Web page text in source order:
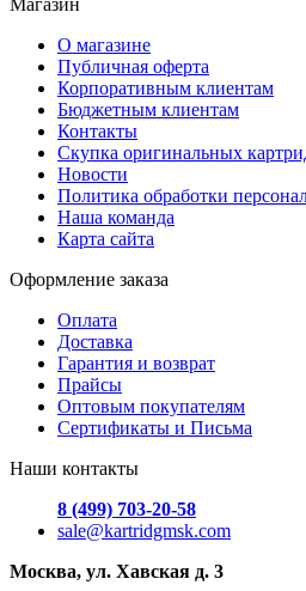
О магазине
Публичная оферта
Корпоративным клиентам
Бюджетным клиентам
Контакты
Скупка оригинальных
Новости
Политика обработки
Наша команда
Карта сайта
Оформление заказа
Оплата
Доставка
Гарантия и возврат
Прайсы
Оптовым покупателям
Сертификаты и Письма
Наши контакты
8 (499) 703-20-58
sale@kartridgmsk.com
Москва, ул. Хавская д. 3